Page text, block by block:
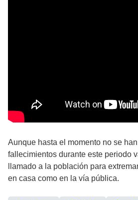
Aunque hasta el momento no se
fallecimientos durante este periodo
llamado a la población para
en casa como en la vía pública.